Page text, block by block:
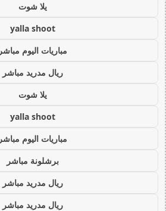
يلا شوت
yalla shoot
مباريات اليوم مباشر
ريال مدريد مباشر
يلا شوت
yalla shoot
مباريات اليوم مباشر
برشلونة مباشر
ريال مدريد مباشر
ريال مدريد مباشر